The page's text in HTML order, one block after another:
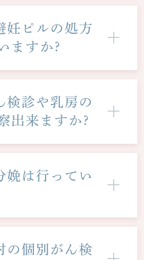
妊ピルの処方
ますか?
検診や乳房の
出来ますか?
娩は行ってい
の個別がん検